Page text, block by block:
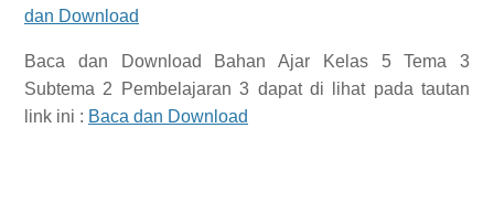
dan Download
Baca dan Download
Bahan Ajar Kelas 5 Tema 3
Subtema 2 Pembelajaran 3 dapat di lihat pada tautan
link ini : Baca dan Download